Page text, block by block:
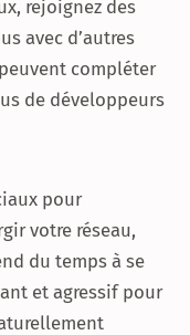
rejoignez des
avec d’autres
compléter
de développeurs
pour
votre réseau,
du temps à se
et agressif pour